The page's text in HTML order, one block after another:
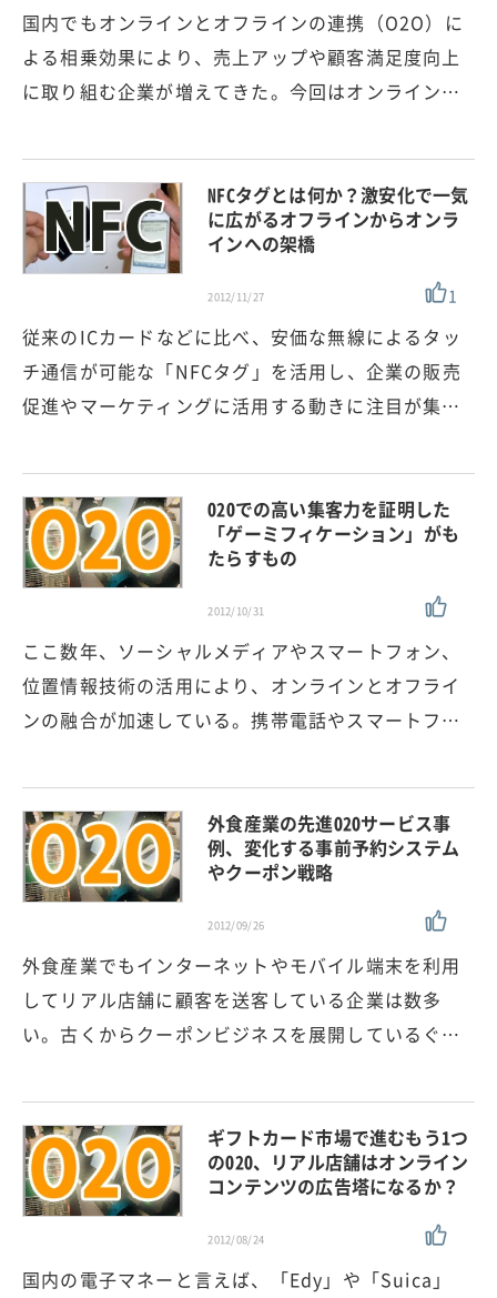
国内でもオンラインとオフラインの連携（O2O）に
よる相乗効果により、売上アップや顧客満足度向上
に取り組む企業が増えてきた。今回はオンライン…
NFCタグとは何か？激安化で一気
に広がるオフラインからオンラ
インへの架橋
2012/11/27 1
従来のICカードなどに比べ、安価な無線によるタッ
チ通信が可能な「NFCタグ」を活用し、企業の販売
促進やマーケティングに活用する動きに注目が集…
O2Oでの高い集客力を証明した
「ゲーミフィケーション」がも
たらすもの
2012/10/31
ここ数年、ソーシャルメディアやスマートフォン、
位置情報技術の活用により、オンラインとオフライ
ンの融合が加速している。携帯電話やスマートフ…
外食産業の先進O2Oサービス事
例、変化する事前予約システム
やクーポン戦略
2012/09/26
外食産業でもインターネットやモバイル端末を利用
してリアル店舗に顧客を送客している企業は数多
い。古くからクーポンビジネスを展開しているぐ…
ギフトカード市場で進むもう1つ
のO2O、リアル店舗はオンライン
コンテンツの広告塔になるか？
2012/08/24
国内の電子マネーと言えば、「Edy」や「Suica」